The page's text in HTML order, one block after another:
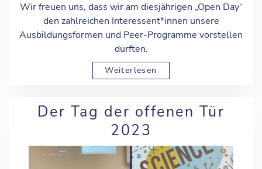
Wir freuen uns, dass wir am diesjährigen „Open Day“
den zahlreichen Interessent*innen unsere
Ausbildungsformen und Peer-Programme vorstellen
durften.
Weiterlesen
Der Tag der offenen Tür
2023